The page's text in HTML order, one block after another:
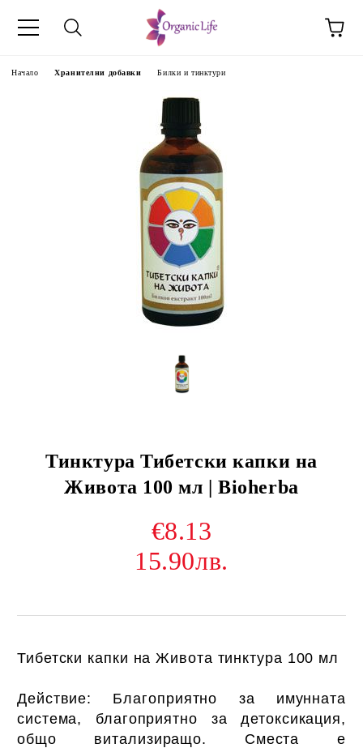
Начало Хранителни добавки Билки и тинктури
Тинктура Тибетски капки на
Живота 100 мл | Bioherba
€8.13
15.90лв.
Тибетски капки на Живота тинктура 100 мл
Действие: Благоприятно за имунната
система, благоприятно за детоксикация,
общо витализиращо. Сместа е